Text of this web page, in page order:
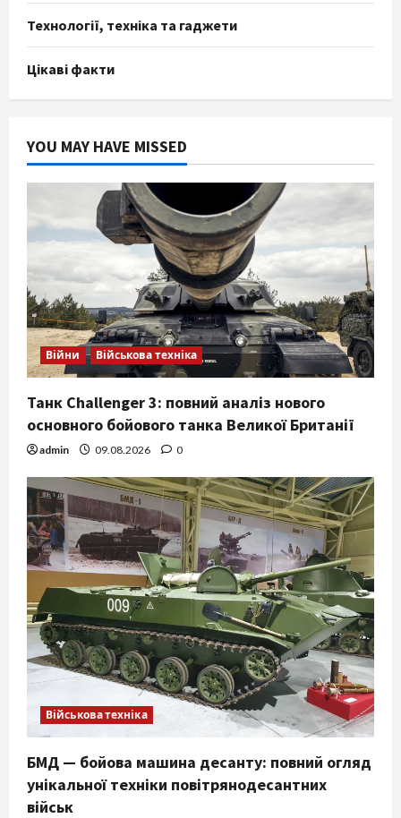
Технології, техніка та гаджети
Цікаві факти
YOU MAY HAVE MISSED
Війни Військова техніка
Танк Challenger 3: повний аналіз нового
основного бойового танка Великої Британії
admin 09.08.2026 0
Військова техніка
БМД — бойова машина десанту: повний огляд
унікальної техніки повітрянодесантних
військ